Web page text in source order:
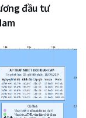
đầu tư